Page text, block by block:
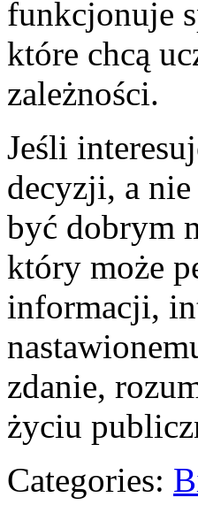
funkcjonuje
które chcą
zależności.
Jeśli
decyzji, a
być dobrym
który może
informacji,
zdanie,
życiu
Categories: